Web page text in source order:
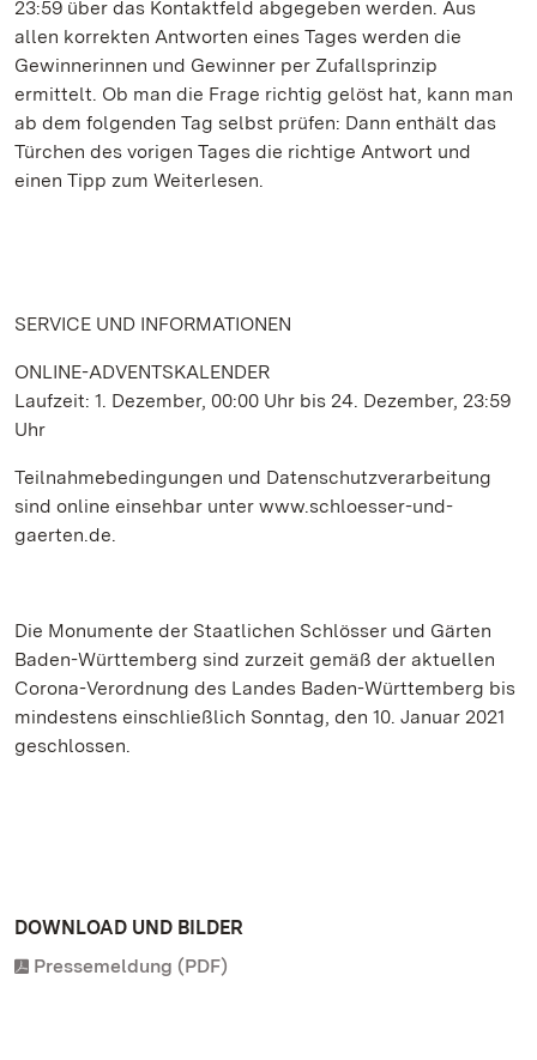
23:59 über das Kontaktfeld abgegeben werden. Aus
allen korrekten Antworten eines Tages werden die
Gewinnerinnen und Gewinner per Zufallsprinzip
ermittelt. Ob man die Frage richtig gelöst hat, kann man
ab dem folgenden Tag selbst prüfen: Dann enthält das
Türchen des vorigen Tages die richtige Antwort und
einen Tipp zum Weiterlesen.
SERVICE UND INFORMATIONEN
ONLINE-ADVENTSKALENDER
Laufzeit: 1. Dezember, 00:00 Uhr bis 24. Dezember, 23:59
Uhr
Teilnahmebedingungen und Datenschutzverarbeitung
sind online einsehbar unter www.schloesser-und-
gaerten.de.
Die Monumente der Staatlichen Schlösser und Gärten
Baden-Württemberg sind zurzeit gemäß der aktuellen
Corona-Verordnung des Landes Baden-Württemberg bis
mindestens einschließlich Sonntag, den 10. Januar 2021
geschlossen.
DOWNLOAD UND BILDER
Pressemeldung (PDF)